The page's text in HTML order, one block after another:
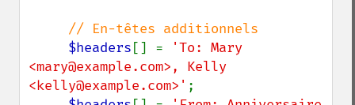
// En-têtes additionnels
$headers [] =
'To: Mary
<mary@example.com>, Kelly
<kelly@example.com>' ;